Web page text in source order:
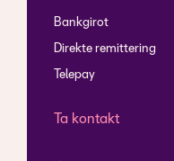
Bankgirot
Direkte remittering
Telepay
Ta kontakt